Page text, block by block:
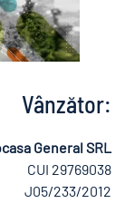
Vânzător:
General SRL
CUI 29769038
J05/233/2012